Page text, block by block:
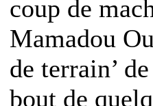
coup de
Mamadou
de terrain’
bout de